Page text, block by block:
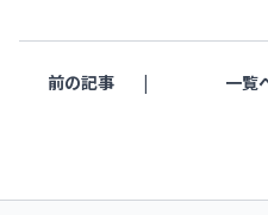
前の記事 一覧